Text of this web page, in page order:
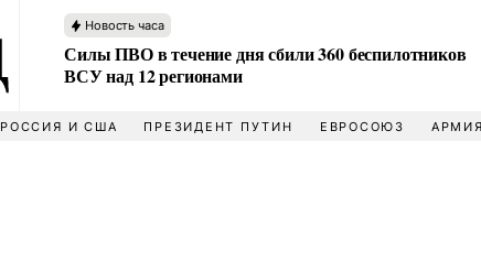
Новость часа
Силы ПВО в течение дня сбили 360 беспилотников
ВСУ над 12 регионами
РОССИЯ И США ПРЕЗИДЕНТ ПУТИН ЕВРОСОЮЗ